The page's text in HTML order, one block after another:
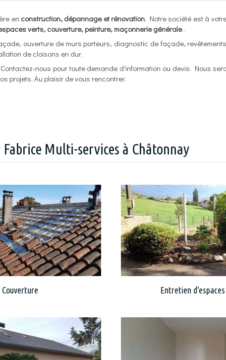
en construction, dépannage et rénovation. Notre société est à
verts, couverture, peinture, maçonnerie générale.
ouverture de murs porteurs, diagnostic de façade,
de cloisons en dur.
nous pour toute demande d'information ou devis. Nous
projets. Au plaisir de vous rencontrer.
Fabrice Multi-services à Châtonnay
Couverture Entretien